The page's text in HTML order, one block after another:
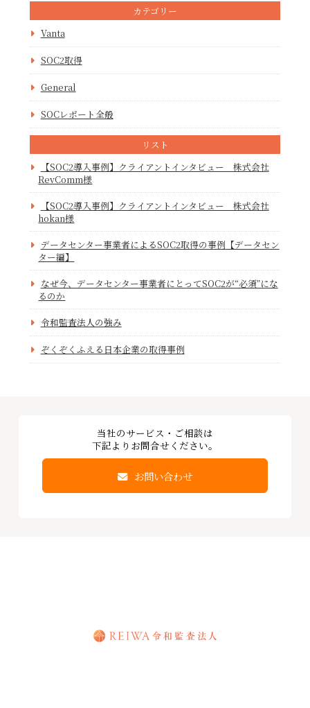
カテゴリー
Vanta
SOC2取得
General
SOCレポート全般
リスト
【SOC2導入事例】クライアントインタビュー 株式会社
RevComm様
【SOC2導入事例】クライアントインタビュー 株式会社
hokan様
データセンター事業者によるSOC2取得の事例【データセン
ター編】
なぜ今、データセンター事業者にとってSOC2が“必須”にな
るのか
令和監査法人の強み
ぞくぞくふえる日本企業の取得事例
Vanta × SOC2取得_内部統制整備/エビデンス収集編
【Vanta導入企業向け】Vantaを活用した場合の統制記述作
【Vanta導入企業向け】監査法人の選び方
Type2レポートの対象期間の設定について
当社のサービス・ご相談は
下記よりお問合せください。
お問い合わせ